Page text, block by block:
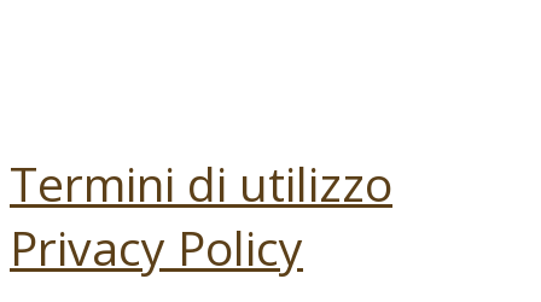
Termini di utilizzo
Privacy Policy